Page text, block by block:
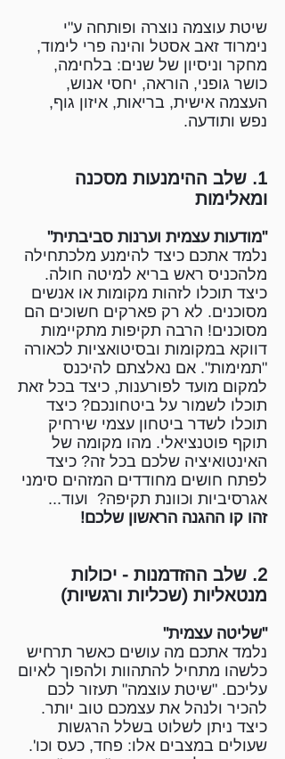
שיטת עוצמה נוצרה ופותחה ע"י
נימרוד זאב אסטל והינה פרי לימוד,
מחקר וניסיון של שנים: בלחימה,
כושר גופני, הוראה, יחסי אנוש,
העצמה אישית, בריאות, איזון גוף,
נפש ותודעה.
1. שלב ההימנעות מסכנה
ומאלימות
"מודעות עצמית וערנות סביבתית"
נלמד אתכם כיצד להימנע מלכתחילה
מלהכניס ראש בריא למיטה חולה.
כיצד תוכלו לזהות מקומות או אנשים
מסוכנים. לא רק פארקים חשוכים הם
מסוכנים! הרבה תקיפות מתקיימות
דווקא במקומות ובסיטואציות לכאורה
"תמימות". אם נאלצתם להיכנס
למקום מועד לפורענות, כיצד בכל זאת
תוכלו לשמור על ביטחונכם? כיצד
תוכלו לשדר ביטחון עצמי שירחיק
תוקף פוטנציאלי. מהו מקומה של
האינטואיציה שלכם בכל זה? כיצד
לפתח חושים מחודדים המזהים סימני
אגרסיביות וכוונת תקיפה? ועוד...
זהו קו ההגנה הראשון שלכם!
2. שלב ההזדמנות - יכולות
מנטאליות (שכליות ורגשיות)
"שליטה עצמית"
נלמד אתכם מה עושים כאשר תרחיש
כלשהו מתחיל להתהוות ולהפוך לאיום
עליכם. "שיטת עוצמה" תעזור לכם
להכיר ולנהל את עצמכם טוב יותר.
כיצד ניתן לשלוט בשלל הרגשות
שעולים במצבים אלו: פחד, כעס וכו'.